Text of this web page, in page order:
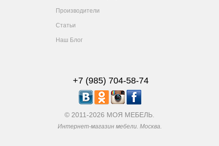
Производители
Статьи
Наш Блог
+7 (985) 704-58-74
© 2011-2026 МОЯ МЕБЕЛЬ.
Интернет-магазин мебели. Москва.